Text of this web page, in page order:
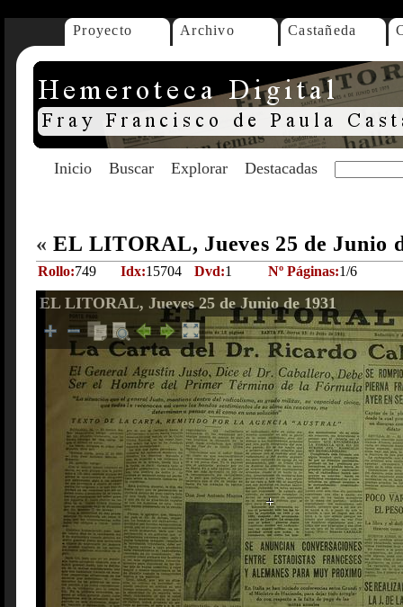
Proyecto Archivo Castañeda
Inicio Buscar Explorar Destacadas
« EL LITORAL, Jueves 25 de Junio
Rollo:749 Idx:15704 Dvd:1 Nº Páginas:1/6
EL LITORAL, Jueves 25 de Junio de 1931